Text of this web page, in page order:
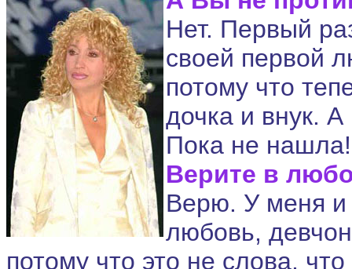
Нет. Первый
своей первой
потому что
дочка и внук.
Пока не
Верите в
Верю. У меня и
любовь,
потому что это не слова,